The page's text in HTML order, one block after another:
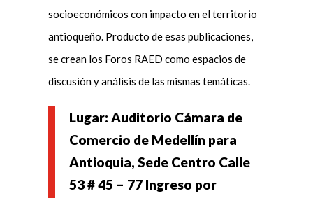
socioeconómicos con impacto en el territorio
antioqueño. Producto de esas publicaciones,
se crean los Foros RAED como espacios de
discusión y análisis de las mismas temáticas.
Lugar: Auditorio Cámara de
Comercio de Medellín para
Antioquia, Sede Centro Calle
53 # 45 – 77 Ingreso por